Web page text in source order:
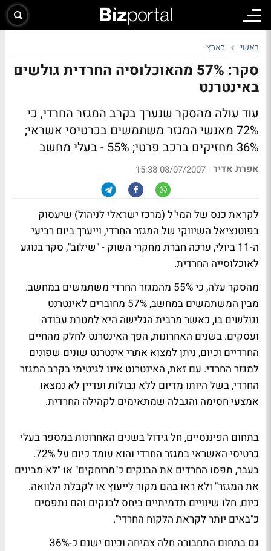
ראשי בארץ
סקר: 57% מהאוכלוסיה החרדית גולשים
באינטרנט
עוד עולה מהסקר שנערך בקרב המגזר החרדי, כי
72% מאנשי המגזר משתמשים בכרטיסי אשראי;
36% מחזיקים ברכב פרטי; 55% - בעלי מחשב
אפרת אדיר |
08/07/2007 15:38
לקראת כנס של המי"ל (מרכז ישראלי לניהול) שיעסוק
בפוטנציאל השיווקי של המגזר החרדי, וייערך ביום רביעי
ה-11 ביולי, ערכה חברת מחקרי השוק - "שילוב", סקר בנוגע
לאוכלוסייה החרדית.
מהסקר עלה, כי 55% מהמגזר החרדי משתמשים במחשב.
מבין המשתמשים במחשב, 57% מחוברים לאינטרנט
וגולשים בו, כאשר מרבית הגלישה היא למטרת עבודה
ועסקים. בשנים האחרונות, הפך האינטרנט לחלק מהחיים
החרדיים וכיום, ניתן למצוא אתרי אינטרנט שונים שפונים
למגזר החרדי. עם זאת, האינטרנט אינו לגיטימי בקרב המגזר
החרדי, בשל היותו מדיום ללא גבולות ועדיין לא נמצאו
אמצעי חסימה והגבלה שמתאימים לקהילה החרדית.
בתחום הפיננסיים, חל גידול בשנים האחרונות במספר בעלי
כרטיסי האשראי במגזר החרדי והוא עומד כיום על 72%.
בעבר, תפסו החרדים את הבנקים כ"מרוחקים" או "לא מבינים
את המגזר" ולא ראו בהם מקור לייעוץ או לקבלת הלוואה.
כיום, חלו שינויים תדמיתיים ביחס לבנקים והם נתפסים
כ"באים יותר לקראת הלקוח החרדי".
גם בתחום התחבורה חלה צמיחה וכיום ישנם כ-36%